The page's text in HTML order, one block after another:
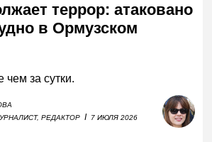
террор: атаковано
в Ормузском
чем за сутки.
РЕДАКТОР I
7 ИЮЛЯ 2026